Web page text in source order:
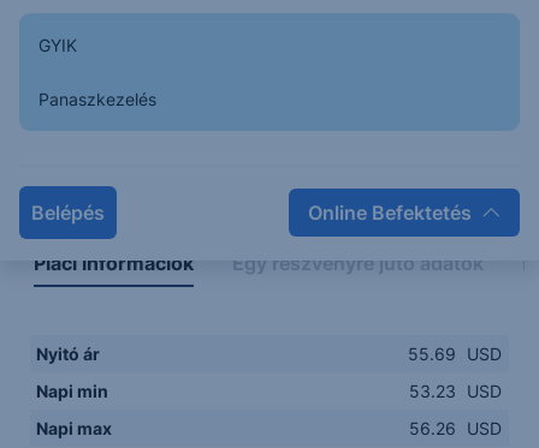
GYIK
Panaszkezelés
Belépés Online Befektetés
Napon belüli Historikus
Piaci információk Egy részvényre jutó adatok
Nyitó ár 55.69
USD
Napi min
53.23
USD
Napi max
56.26
USD